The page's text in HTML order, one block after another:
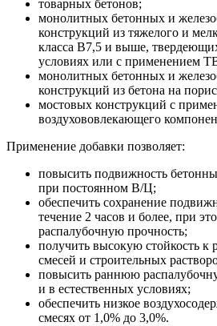
товарных бетонов;
монолитных бетонных и
конструкций из тяжелого и
класса В7,5 и выше,
условиях или с применением
монолитных бетонных и
конструкций из бетона на
мостовых конструкций с
воздухововлекающего
Применение добавки позволяет:
повысить подвижность
при постоянном В/Ц;
обеспечить сохранение
течение 2 часов и более, при
распалубочную прочность;
получить высокую стойкость к
смесей и строительных
повысить раннюю
и в естественных условиях;
обеспечить низкое
смесях от 1,0% до 3,0%.